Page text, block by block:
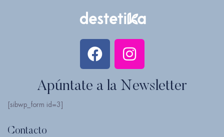
Apúntate a la Newsletter
[sibwp_form id=3]
Contacto